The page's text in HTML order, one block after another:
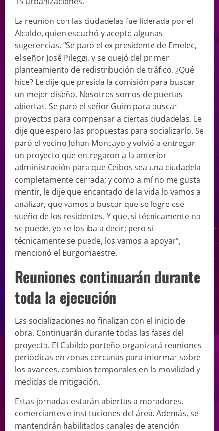
La reunión con las ciudadelas fue liderada por el
Alcalde, quien escuchó y aceptó algunas
sugerencias. “Se paró el ex presidente de Emelec,
el señor José Pileggi, y se quejó del primer
planteamiento de redistribución de tráfico. ¿Qué
hice? Le dije que presida la comisión para buscar
un mejor diseño. Nosotros somos de puertas
abiertas. Se paró el señor Guim para buscar
proyectos para compensar a ciertas ciudadelas. Le
dije que espero las propuestas para socializarlo. Se
paró el vecino Johan Moncayo y volvió a entregar
un proyecto que entregaron a la anterior
administración para que Ceibos sea una ciudadela
completamente cerrada; y como a mí no me gusta
mentir, le dije que encantado de la vida lo vamos a
analizar, que vamos a buscar que se logre ese
sueño de los residentes. Y que, si técnicamente no
se puede, yo se los iba a decir; pero si
técnicamente se puede, los vamos a apoyar”,
mencionó el Burgomaestre.
Reuniones continuarán durante
toda la ejecución
Las socializaciones no finalizan con el inicio de
obra. Continuarán durante todas las fases del
proyecto. El Cabildo porteño organizará reuniones
periódicas en zonas cercanas para informar sobre
los avances, cambios temporales en la movilidad y
medidas de mitigación.
Estas jornadas estarán abiertas a moradores,
comerciantes e instituciones del área. Además, se
mantendrán habilitados canales de atención